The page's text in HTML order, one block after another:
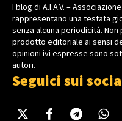
I blog di A.I.A.V. –
rappresentano una testata
senza alcuna periodicità.
prodotto editoriale ai sensi
opinioni ivi espresse sono
autori.
Seguici sui